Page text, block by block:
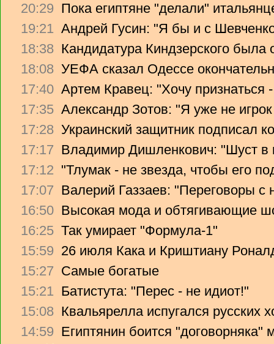
20:29 Пока египтяне "делали"
19:21 Андрей Гусин: "Я бы и с
18:38 Кандидатура Киндзерского была
18:08 УЕФА сказал Одессе
17:40 Артем Кравец: "Хочу признаться
17:35 Александр Зотов: "Я уже не
17:28 Украинский защитник подписал
17:17 Владимир Дишленкович: "Шуст в
17:12 "Тлумак - не звезда, чтобы его
17:07 Валерий Газзаев: "Переговоры с
16:50 Высокая мода и обтягивающие
16:25 Так умирает "Формула-1"
15:59 26 июля Кака и Криштиану
15:27 Самые богатые
15:21 Батистута: "Перес - не идиот!"
15:08 Квальярелла испугался русских
14:59 Египтянин боится